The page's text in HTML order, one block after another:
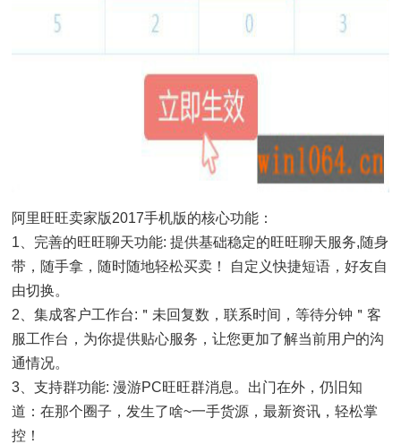
阿里旺旺卖家版2017手机版的核心功能：
1、完善的旺旺聊天功能: 提供基础稳定的旺旺聊天服务,随身
带，随手拿，随时随地轻松买卖！ 自定义快捷短语，好友自
由切换。
2、集成客户工作台:＂未回复数，联系时间，等待分钟＂客
服工作台，为你提供贴心服务，让您更加了解当前用户的沟
通情况。
3、支持群功能: 漫游PC旺旺群消息。出门在外，仍旧知
道：在那个圈子，发生了啥~一手货源，最新资讯，轻松掌
控！